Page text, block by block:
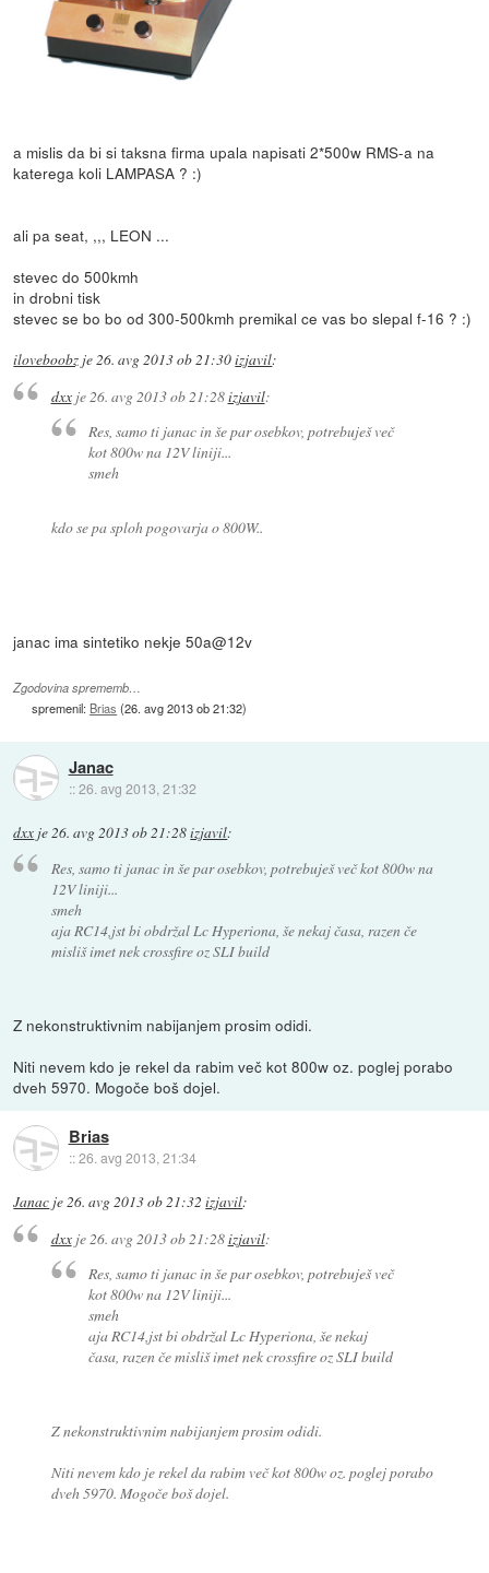
a mislis da bi si taksna firma upala napisati 2*500w RMS-a na
katerega koli LAMPASA ? :)
ali pa seat, ,,, LEON ...
stevec do 500kmh
in drobni tisk
stevec se bo bo od 300-500kmh premikal ce vas bo slepal f-16 ? :)
iloveboobz je26. avg 2013 ob 21:30izjavil:
dxxje 26. avg 2013 ob 21:28izjavil:
Res, samo ti janac in še par osebkov, potrebuješ več
kot 800w na 12V liniji...
smeh
kdo se pa sploh pogovarja o 800W..
janac ima sintetiko nekje 50a@12v
Zgodovina sprememb…
spremenil: Brias (26. avg 2013 ob 21:32)
Janac
::26. avg 2013, 21:32
dxx je 26. avg 2013 ob 21:28izjavil:
Res, samo ti janac in še par osebkov, potrebuješ več kot 800w na
12V liniji...
smeh
aja RC14,jst bi obdržal Lc Hyperiona, še nekaj časa, razen če
misliš imet nek crossfire oz SLI build
Z nekonstruktivnim nabijanjem prosim odidi.
Niti nevem kdo je rekel da rabim več kot 800w oz. poglej porabo
dveh 5970. Mogoče boš dojel.
Brias
::26. avg 2013, 21:34
Janac je26. avg 2013 ob 21:32 izjavil:
dxxje 26. avg 2013 ob 21:28izjavil:
Res, samo ti janac in še par osebkov, potrebuješ več
kot 800w na 12V liniji...
smeh
aja RC14,jst bi obdržal Lc Hyperiona, še nekaj
časa, razen če misliš imet nek crossfire oz SLI build
Z nekonstruktivnim nabijanjem prosim odidi.
Niti nevem kdo je rekel da rabim več kot 800w oz. poglej porabo
dveh 5970. Mogoče boš dojel.